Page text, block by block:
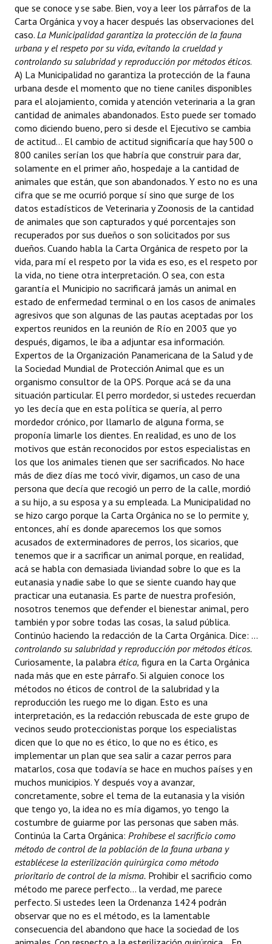
que se conoce y se sabe. Bien, voy a leer los párrafos de la
Carta Orgánica y voy a hacer después las observaciones del
caso.  La Municipalidadgarantiza la protección de la fauna
urbana y el respeto por su vida, evitando la crueldad y
controlando su salubridad y reproducción por métodos éticos.
A) La Municipalidad no garantiza la protección de la fauna
urbana desde el momento que no tiene caniles disponibles
para el alojamiento, comida y atención veterinaria a la gran
cantidad de animales abandonados. Esto puede ser tomado
como diciendo bueno, pero si desde el Ejecutivo se cambia
de actitud... El cambio de actitud significaría que hay 500 o
800 caniles serían los que habría que construir para dar,
solamente en el primer año, hospedaje a la cantidad de
animales que están, que son abandonados. Y esto no es una
cifra que se me ocurrió porque sí sino que surge de los
datos estadísticos de Veterinaria y Zoonosis de la cantidad
de animales que son capturados y qué porcentajes son
recuperados por sus dueños o son solicitados por sus
dueños. Cuando habla la Carta Orgánica de respeto por la
vida, para mí el respeto por la vida es eso, es el respeto por
la vida, no tiene otra interpretación. O sea, con esta
garantía el Municipio no sacrificará jamás un animal en
estado de enfermedad terminal o en los casos de animales
agresivos que son algunas de las pautas aceptadas por los
expertos reunidos en la reunión de Río en 2003 que yo
después, digamos, le iba a adjuntar esa información.
Expertos de la Organización Panamericana de la Salud y de
la Sociedad Mundial de Protección Animal que es un
organismo consultor de la OPS. Porque acá se da una
situación particular. El perro mordedor, si ustedes recuerdan
yo les decía que en esta política se quería, al perro
mordedor crónico, por llamarlo de alguna forma, se
proponía limarle los dientes. En realidad, es uno de los
motivos que están reconocidos por estos especialistas en
los que los animales tienen que ser sacrificados. No hace
más de diez días me tocó vivir, digamos, un caso de una
persona que decía que recogió un perro de la calle, mordió
a su hijo, a su esposa y a su empleada. La Municipalidad no
se hizo cargo porque la Carta Orgánica no se lo permite y,
entonces, ahí es donde aparecemos los que somos
acusados de exterminadores de perros, los sicarios, que
tenemos que ir a sacrificar un animal porque, en realidad,
acá se habla con demasiada liviandad sobre lo que es la
eutanasia y nadie sabe lo que se siente cuando hay que
practicar una eutanasia. Es parte de nuestra profesión,
nosotros tenemos que defender el bienestar animal, pero
también y por sobre todas las cosas, la salud pública.
Continúo haciendo la redacción de la Carta Orgánica. Dice: ...
controlando su salubridad y reproducción por métodos éticos.
Curiosamente, la palabra ética, figura en la Carta Orgánica
nada más que en este párrafo. Si alguien conoce los
métodos no éticos de control de la salubridad y la
reproducción les ruego me lo digan. Esto es una
interpretación, es la redacción rebuscada de este grupo de
vecinos seudo proteccionistas porque los especialistas
dicen que lo que no es ético, lo que no es ético, es
implementar un plan que sea salir a cazar perros para
matarlos, cosa que todavía se hace en muchos países y en
muchos municipios. Y después voy a avanzar,
concretamente, sobre el tema de la eutanasia y la visión
que tengo yo, la idea no es mía digamos, yo tengo la
costumbre de guiarme por las personas que saben más.
Continúa la Carta Orgánica:  Prohíbese el sacrificio como
método de control de la población de la fauna urbana y
establécese la esterilización quirúrgica como método
prioritario de control de la misma. Prohibir el sacrificio como
método me parece perfecto... la verdad, me parece
perfecto. Si ustedes leen la Ordenanza 1424 podrán
observar que no es el método, es la lamentable
consecuencia del abandono que hace la sociedad de los